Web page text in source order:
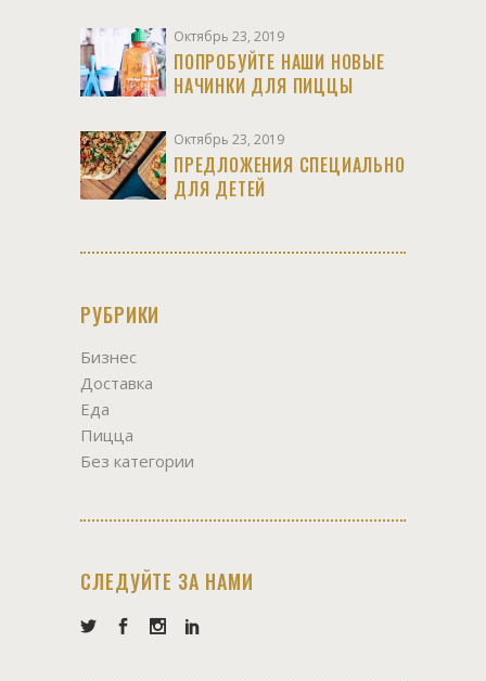
Октябрь 23, 2019
ПОПРОБУЙТЕ НАШИ НОВЫЕ
НАЧИНКИ ДЛЯ ПИЦЦЫ
Октябрь 23, 2019
ПРЕДЛОЖЕНИЯ СПЕЦИАЛЬНО
ДЛЯ ДЕТЕЙ
РУБРИКИ
Бизнес
Доставка
Еда
Пицца
Без категории
СЛЕДУЙТЕ ЗА НАМИ